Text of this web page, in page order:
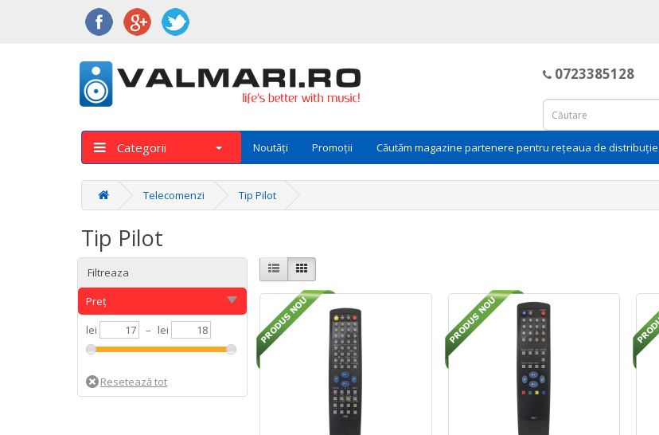
0723385128
Categorii Noutăți Promoții Căutăm magazine partenere pentru rețeaua de distribuție
Telecomenzi Tip Pilot
Tip Pilot
Filtreaza
Preț
lei
– lei